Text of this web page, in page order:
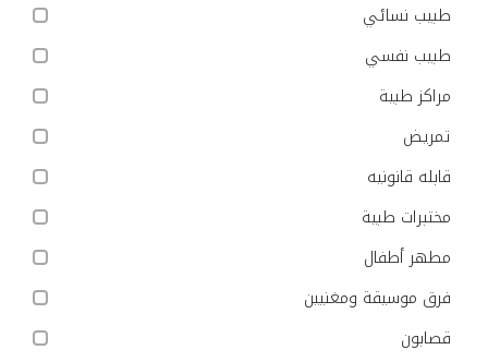
طبيب نسائي
طبيب نفسي
مراكز طبية
تمريض
قابله قانونيه
مختبرات طبية
مطهر أطفال
فرق موسيقة ومغنيين
قصابون